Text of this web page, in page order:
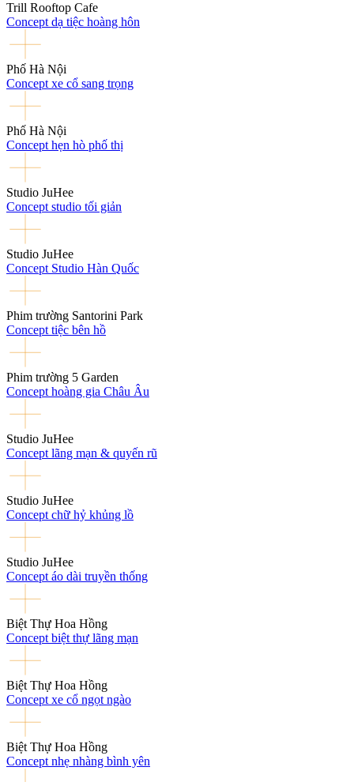
Trill Rooftop Cafe
Concept dạ tiệc hoàng hôn
Phố Hà Nội
Concept xe cổ sang trọng
Phố Hà Nội
Concept hẹn hò phố thị
Studio JuHee
Concept studio tối giản
Studio JuHee
Concept Studio Hàn Quốc
Phim trường Santorini Park
Concept tiệc bên hồ
Phim trường 5 Garden
Concept hoàng gia Châu Âu
Studio JuHee
Concept lãng mạn & quyến rũ
Studio JuHee
Concept chữ hỷ khủng lồ
Studio JuHee
Concept áo dài truyền thống
Biệt Thự Hoa Hồng
Concept biệt thự lãng mạn
Biệt Thự Hoa Hồng
Concept xe cổ ngọt ngào
Biệt Thự Hoa Hồng
Concept nhẹ nhàng bình yên